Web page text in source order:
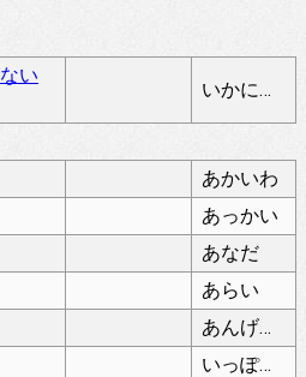
い
いかにけいさいがないばあい
あかいわ
あっかい
あなだ
あらい
あんげんじ
いっぽんぎ